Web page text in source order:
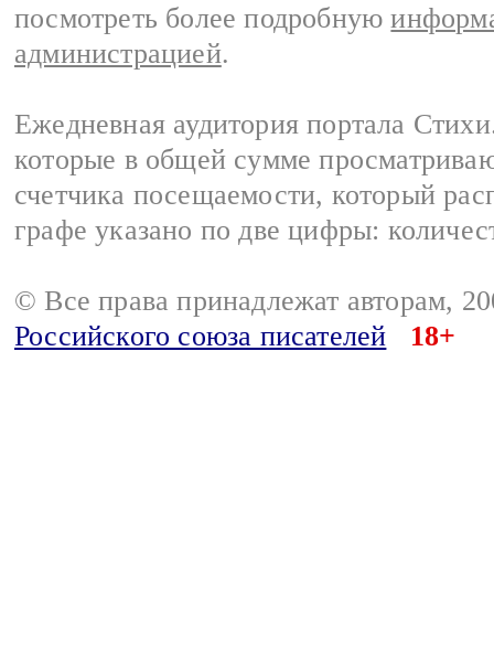
посмотреть более подробную
администрацией.
Ежедневная аудитория портала
которые в общей сумме
счетчика посещаемости, который
графе указано по две цифры:
© Все права принадлежат авторам,
Российского союза писателей
18+